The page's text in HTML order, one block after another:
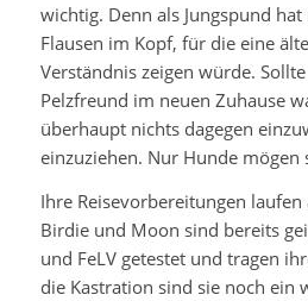
wichtig. Denn als Jungspund
Flausen im Kopf, für die eine
Verständnis zeigen würde.
Pelzfreund im neuen Zuhause
überhaupt nichts dagegen
einzuziehen. Nur Hunde
Ihre Reisevorbereitungen
Birdie und Moon sind bereits
und FeLV getestet und tragen
die Kastration sind sie noch ein